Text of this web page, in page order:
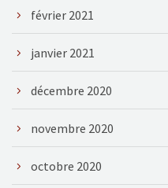
février 2021
janvier 2021
décembre 2020
novembre 2020
octobre 2020